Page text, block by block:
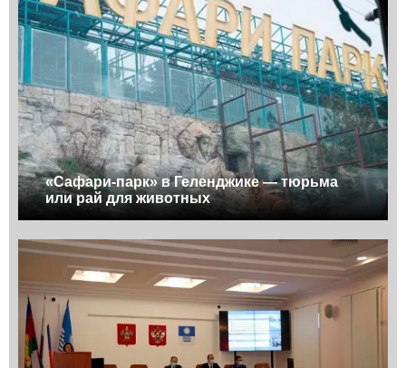
«Сафари-парк» в Геленджике — тюрьма
или рай для животных